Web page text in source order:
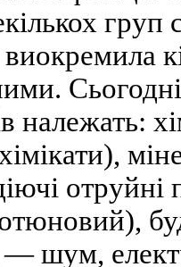
груп
належать:
— шум,